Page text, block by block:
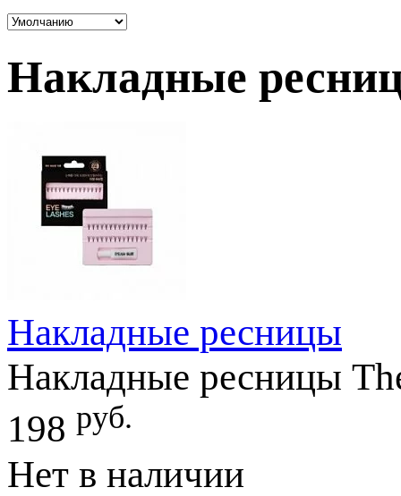
Накладные
Накладные ресницы
Накладные ресницы
198 руб.
Нет в наличии